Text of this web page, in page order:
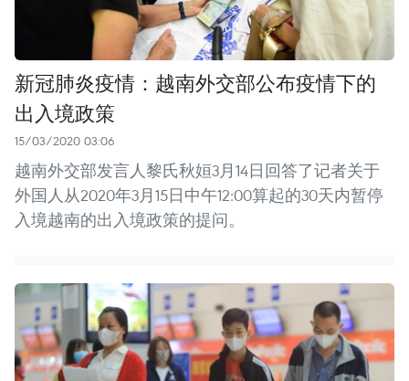
新冠肺炎疫情：越南外交部公布疫情下的
出入境政策
15/03/2020 03:06
越南外交部发言人黎氏秋姮3月14日回答了记者关于
外国人从2020年3月15日中午12:00算起的30天内暂停
入境越南的出入境政策的提问。